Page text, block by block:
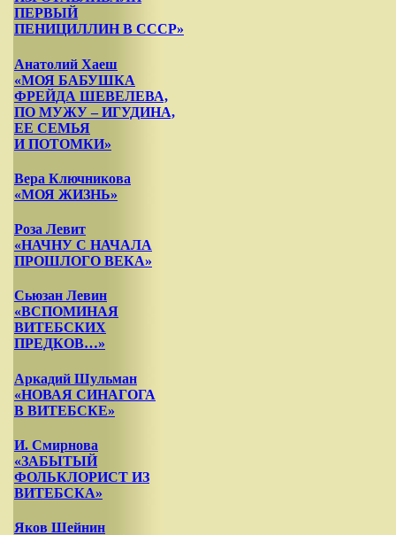
ПЕРВЫЙ
ПЕНИЦИЛЛИН В СССР»
Анатолий Хаеш
«МОЯ БАБУШКА
ФРЕЙДА ШЕВЕЛЕВА,
ПО МУЖУ – ИГУДИНА,
ЕЕ СЕМЬЯ
И ПОТОМКИ»
Вера Ключникова
«МОЯ ЖИЗНЬ»
Роза Левит
«НАЧНУ С НАЧАЛА
ПРОШЛОГО ВЕКА»
Сьюзан Левин
«ВСПОМИНАЯ
ВИТЕБСКИХ
ПРЕДКОВ…»
Аркадий Шульман
«НОВАЯ СИНАГОГА
В ВИТЕБСКЕ»
И. Смирнова
«ЗАБЫТЫЙ
ФОЛЬКЛОРИСТ ИЗ
ВИТЕБСКА»
Яков Шейнин